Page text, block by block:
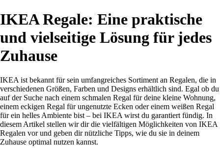
IKEA Regale: Eine praktische
und vielseitige Lösung für jedes
Zuhause
IKEA ist bekannt für sein umfangreiches Sortiment an Regalen, die in
verschiedenen Größen, Farben und Designs erhältlich sind. Egal ob du
auf der Suche nach einem schmalen Regal für deine kleine Wohnung,
einem eckigen Regal für ungenutzte Ecken oder einem weißen Regal
für ein helles Ambiente bist – bei IKEA wirst du garantiert fündig. In
diesem Artikel stellen wir dir die vielfältigen Möglichkeiten von IKEA
Regalen vor und geben dir nützliche Tipps, wie du sie in deinem
Zuhause optimal nutzen kannst.